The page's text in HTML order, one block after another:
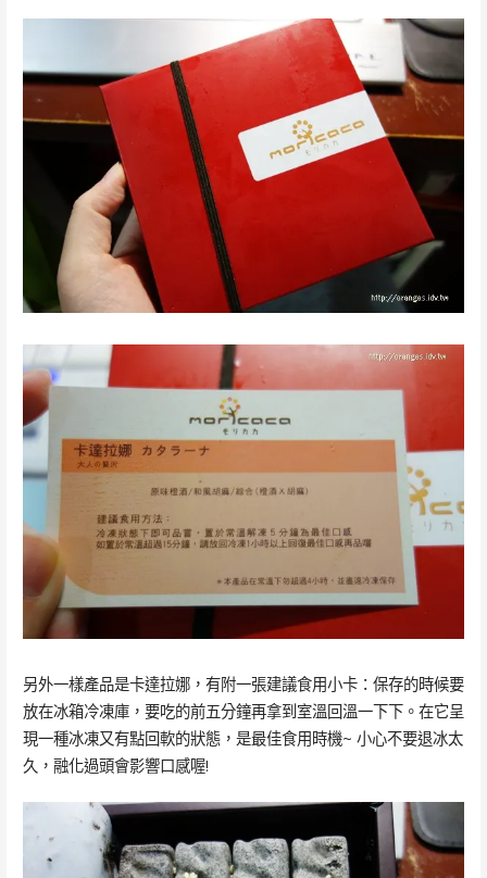
另外一樣產品是卡達拉娜，有附一張建議食用小卡：保存的時候要
放在冰箱冷凍庫，要吃的前五分鐘再拿到室溫回溫一下下。在它呈
現一種冰凍又有點回軟的狀態，是最佳食用時機~ 小心不要退冰太
久，融化過頭會影響口感喔!